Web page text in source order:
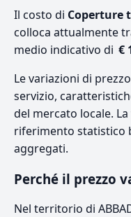
Il costo di Coperture
colloca attualmente
medio indicativo di €
Le variazioni di
servizio,
del mercato locale.
riferimento statistico
aggregati.
Perché il prezzo
Nel territorio di